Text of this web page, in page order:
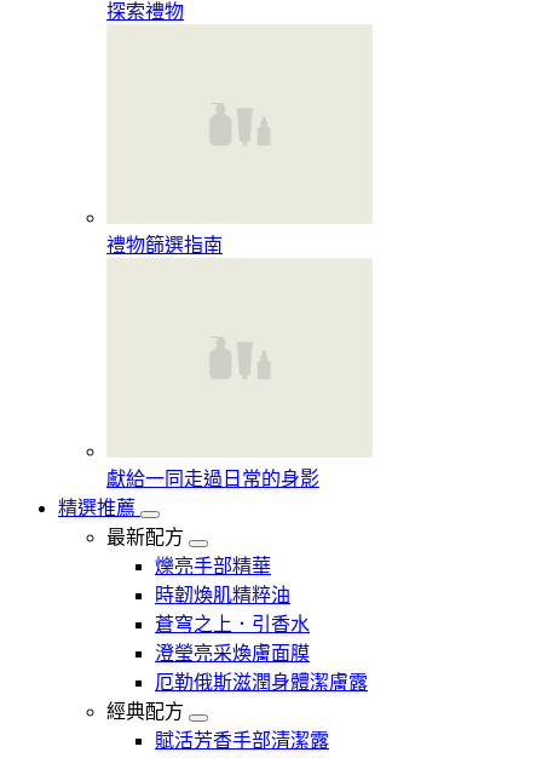
探索禮物
禮物篩選指南
獻給一同走過日常的身影
精選推薦
最新配方
爍亮手部精華
時韌煥肌精粹油
蒼穹之上．引香水
澄瑩亮采煥膚面膜
厄勒俄斯滋潤身體潔膚露
經典配方
賦活芳香手部清潔露